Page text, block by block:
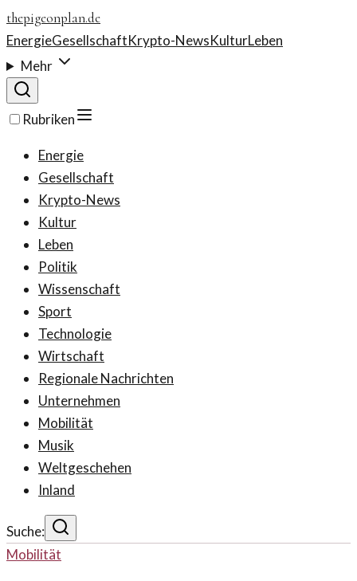
thepigeonplan.de
EnergieGesellschaftKrypto-NewsKulturLeben
Mehr
Rubriken
Energie
Gesellschaft
Krypto-News
Kultur
Leben
Politik
Wissenschaft
Sport
Technologie
Wirtschaft
Regionale Nachrichten
Unternehmen
Mobilität
Musik
Weltgeschehen
Inland
Suche:
Mobilität